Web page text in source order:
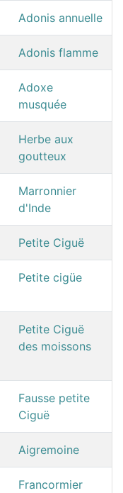
Adonis annuelle
Adonis flamme
Adoxe
musquée
Herbe aux
goutteux
Marronnier
d'Inde
Petite Ciguë
Petite cigüe
Petite Ciguë
des moissons
Fausse petite
Ciguë
Aigremoine
Francormier